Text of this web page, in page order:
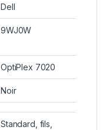
‎Dell
‎9WJ0W
‎OptiPlex 7020
‎Noir
‎Standard, fils,